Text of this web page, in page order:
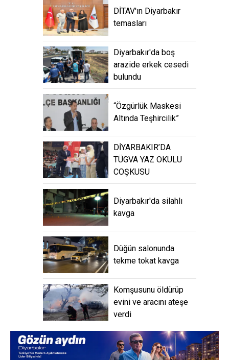
DİTAV'ın Diyarbakır
temasları
Diyarbakır'da boş
arazide erkek cesedi
bulundu
“Özgürlük Maskesi
Altında Teşhircilik”
DİYARBAKIR’DA
TÜGVA YAZ OKULU
COŞKUSU
Diyarbakır'da silahlı
kavga
Düğün salonunda
tekme tokat kavga
Komşusunu öldürüp
evini ve aracını ateşe
verdi